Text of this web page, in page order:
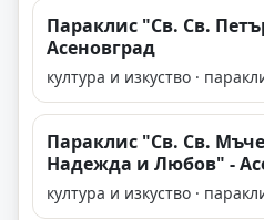
Параклис "Св. Св.
Асеновград
култура и изкуство ·
Параклис "Св. Св.
Надежда и Любов" -
култура и изкуство ·